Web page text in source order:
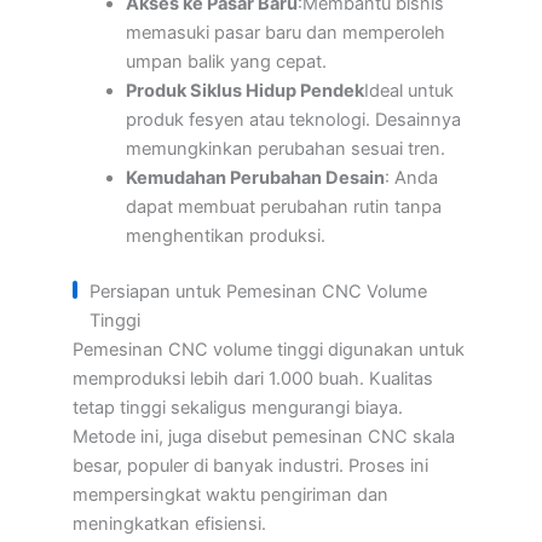
memasuki pasar baru dan memperoleh
umpan balik yang cepat.
Produk Siklus Hidup PendekIdeal untuk
produk fesyen atau teknologi. Desainnya
memungkinkan perubahan sesuai tren.
Kemudahan Perubahan Desain: Anda
dapat membuat perubahan rutin tanpa
menghentikan produksi.
Persiapan untuk Pemesinan CNC Volume
Tinggi
Pemesinan CNC volume tinggi digunakan untuk
memproduksi lebih dari 1.000 buah. Kualitas
tetap tinggi sekaligus mengurangi biaya.
Metode ini, juga disebut pemesinan CNC skala
besar, populer di banyak industri. Proses ini
mempersingkat waktu pengiriman dan
meningkatkan efisiensi.